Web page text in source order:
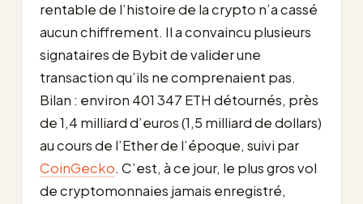
rentable de l’histoire de la crypto n’a cassé
aucun chiffrement. Il a convaincu plusieurs
signataires de Bybit de valider une
transaction qu’ils ne comprenaient pas.
Bilan : environ 401 347 ETH détournés, près
de 1,4 milliard d’euros (1,5 milliard de dollars)
au cours de l’Ether de l’époque, suivi par
CoinGecko. C’est, à ce jour, le plus gros vol
de cryptomonnaies jamais enregistré,